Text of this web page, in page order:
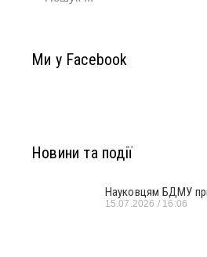
Ми у Facebook
Новини та події
Науковцям БДМУ
15.07.2026 16:06